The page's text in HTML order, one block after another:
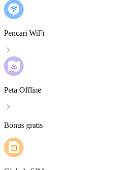
Pencari WiFi
Peta Offline
Bonus gratis